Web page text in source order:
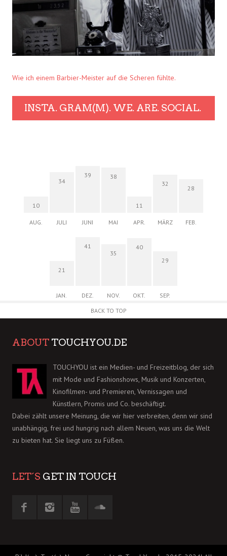
Wie ich einem Barbier-Meister auf die Scheren fühlte.
INSTA. GRAM(M). WE. ARE. SOCIAL.
10
AUG.
34
JULI
39
JUNI
38
MAI
11
APR.
32
MÄRZ
28
FEB.
21
JAN.
41
DEZ.
35
NOV.
40
OKT.
29
SEP.
BACK TO TOP
ABOUT TOUCHYOU.DE
TOUCHYOU ist ein Medien- und Freizeitblog, der sich
mit Mode und Fashionshows, Musik und Konzerten,
Kinofilmen- und Premieren, Vernissagen und
Künstlern, Promis und Co. beschäftigt.
Dabei zählt unsere Meinung, die wir hier verbreiten, denn wir sind
unabhängig, frei und hungrig nach allem Neuen, was uns die Welt
zu bieten hat. Sie liegt uns zu Füßen.
LET´S GET IN TOUCH